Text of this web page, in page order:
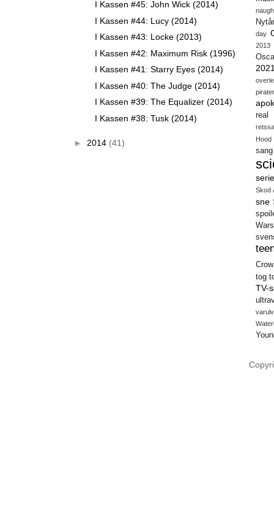
I Kassen #45: John Wick (2014)
I Kassen #44: Lucy (2014)
I Kassen #43: Locke (2013)
I Kassen #42: Maximum Risk (1996)
I Kassen #41: Starry Eyes (2014)
I Kassen #40: The Judge (2014)
I Kassen #39: The Equalizer (2014)
I Kassen #38: Tusk (2014)
► 2014 (41)
Nytår
day
2013
pirater
real
Hood
Skod
sne
Wars
Crow
tog
TV-
varulv